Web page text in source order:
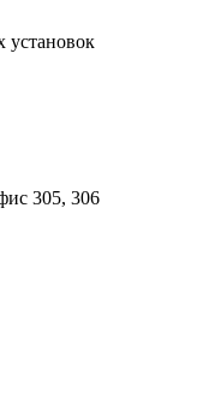
установок
305, 306